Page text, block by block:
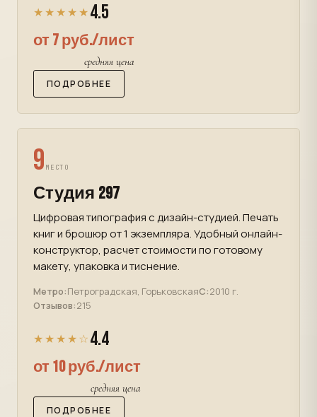
★★★★★ 4.5
от 7 руб./лист
средняя цена
ПОДРОБНЕЕ
9 МЕСТО
Студия 297
Цифровая типография с дизайн-студией. Печать
книг и брошюр от 1 экземпляра. Удобный онлайн-
конструктор, расчет стоимости по готовому
макету, упаковка и тиснение.
Метро:Петроградская, ГорьковскаяС:2010 г.
Отзывов:215
★★★★☆ 4.4
от 10 руб./лист
средняя цена
ПОДРОБНЕЕ